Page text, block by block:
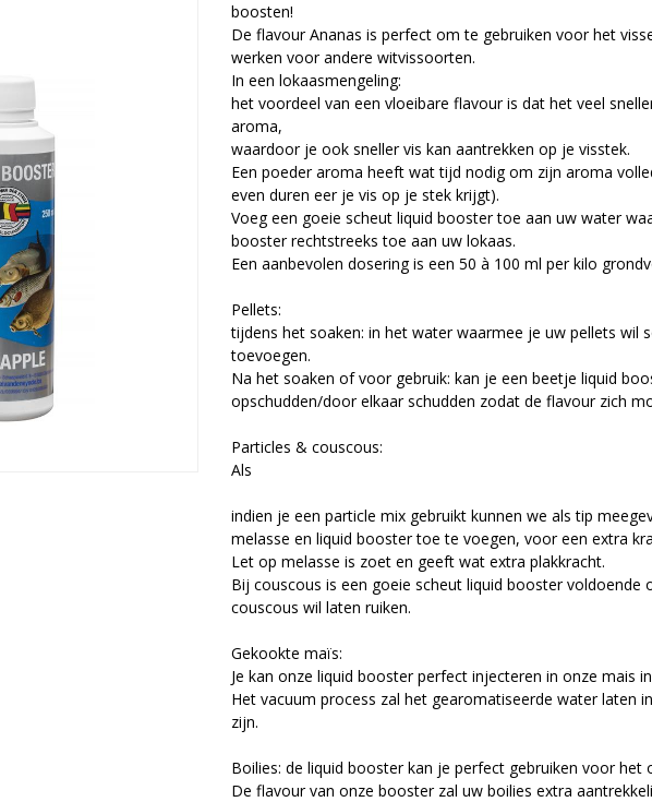
boosten!
De flavour Ananas is perfect om te gebruiken voor het
werken voor andere witvissoorten.
In een lokaasmengeling:
het voordeel van een vloeibare flavour is dat het veel
aroma,
waardoor je ook sneller vis kan aantrekken op je visstek.
Een poeder aroma heeft wat tijd nodig om zijn aroma
even duren eer je vis op je stek krijgt).
Voeg een goeie scheut liquid booster toe aan uw water
booster rechtstreeks toe aan uw lokaas.
Een aanbevolen dosering is een 50 à 100 ml per kilo
Pellets:
tijdens het soaken: in het water waarmee je uw pellets wil
toevoegen.
Na het soaken of voor gebruik: kan je een beetje liquid
opschudden/door elkaar schudden zodat de flavour zich
Particles & couscous:
Als
indien je een particle mix gebruikt kunnen we als tip
melasse en liquid booster toe te voegen, voor een extra
Let op melasse is zoet en geeft wat extra plakkracht.
Bij couscous is een goeie scheut liquid booster
couscous wil laten ruiken.
Gekookte maïs:
Je kan onze liquid booster perfect injecteren in onze mais
Het vacuum process zal het gearomatiseerde water laten
zijn.
Boilies: de liquid booster kan je perfect gebruiken voor
De flavour van onze booster zal uw boilies extra